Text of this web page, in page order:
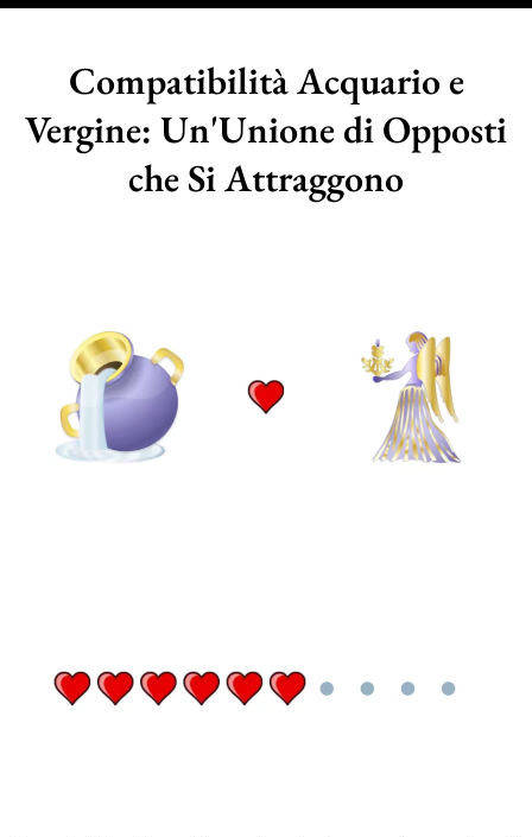
Compatibilità Acquario e
Vergine: Un'Unione di Opposti
che Si Attraggono